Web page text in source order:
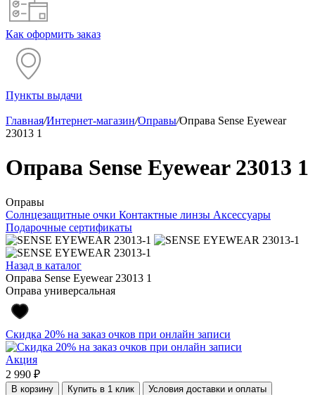
Как оформить заказ
Пункты выдачи
Главная/Интернет-магазин/Оправы/Оправа Sense Eyewear
23013 1
Оправа Sense Eyewear 23013 1
Оправы
Солнцезащитные очки Контактные линзы Аксессуары
Подарочные сертификаты
Назад в каталог
Оправа Sense Eyewear 23013 1
Оправа универсальная
Скидка 20% на заказ очков при онлайн записи
Акция
2 990 ₽
В корзину Купить в 1 клик Условия доставки и оплаты